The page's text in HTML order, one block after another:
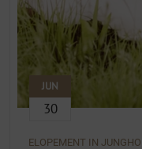
JUN
30
ELOPEMENT IN